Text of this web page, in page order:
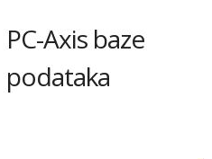
PC-Axis baze
podataka